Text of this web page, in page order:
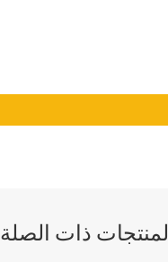
المنتجات ذات الصلة